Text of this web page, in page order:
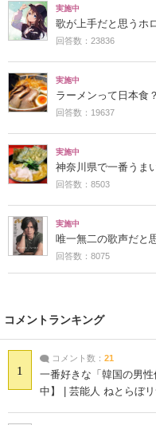
実施中
歌が上手だと思うホ
回答数：23836
実施中
ラーメンって日本食
回答数：19637
実施中
神奈川県で一番うま
回答数：8503
実施中
唯一無二の歌声だと
回答数：8075
コメントランキング
1
コメント数： 21
一番好きな「韓国の男
中】 | 芸能人 ねとらぼ